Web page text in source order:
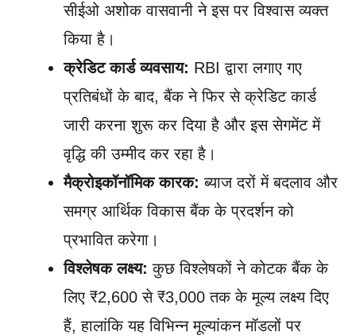
सीईओ अशोक वासवानी ने इस पर विश्वास व्यक्त
किया है।
क्रेडिट कार्ड व्यवसाय: RBI द्वारा लगाए गए
प्रतिबंधों के बाद, बैंक ने फिर से क्रेडिट कार्ड
जारी करना शुरू कर दिया है और इस सेगमेंट में
वृद्धि की उम्मीद कर रहा है।
मैक्रोइकॉनॉमिक कारक: ब्याज दरों में बदलाव और
समग्र आर्थिक विकास बैंक के प्रदर्शन को
प्रभावित करेगा।
विश्लेषक लक्ष्य: कुछ विश्लेषकों ने कोटक बैंक के
लिए ₹2,600 से ₹3,000 तक के मूल्य लक्ष्य दिए
हैं, हालांकि यह विभिन्न मूल्यांकन मॉडलों पर